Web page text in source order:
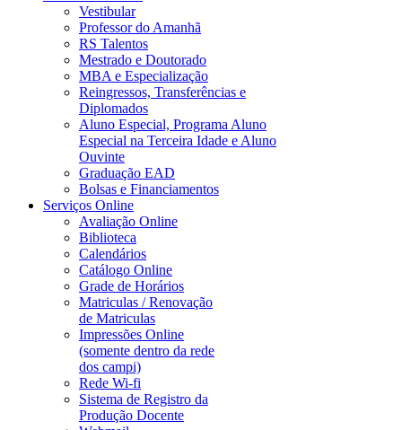
Vestibular
Professor do Amanhã
RS Talentos
Mestrado e Doutorado
MBA e Especialização
Reingressos, Transferências e
Diplomados
Aluno Especial, Programa Aluno
Especial na Terceira Idade e Aluno
Ouvinte
Graduação EAD
Bolsas e Financiamentos
Serviços Online
Avaliação Online
Biblioteca
Calendários
Catálogo Online
Grade de Horários
Matriculas / Renovação
de Matriculas
Impressões Online
(somente dentro da rede
dos campi)
Rede Wi-fi
Sistema de Registro da
Produção Docente